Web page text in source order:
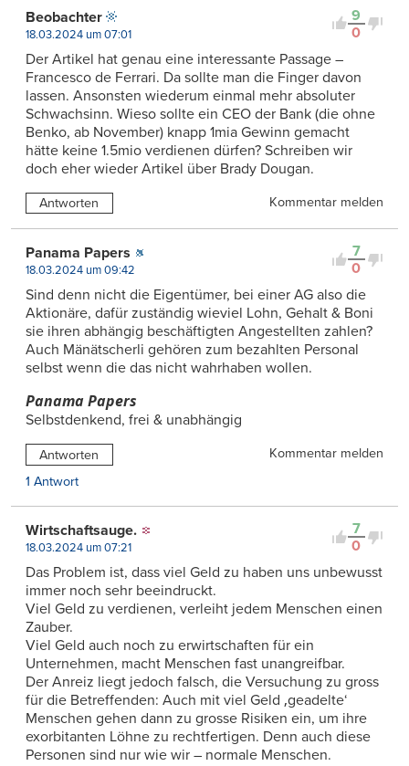
9
0
Beobachter
18.03.2024 um 07:01
Der Artikel hat genau eine interessante Passage –
Francesco de Ferrari. Da sollte man die Finger davon
lassen. Ansonsten wiederum einmal mehr absoluter
Schwachsinn. Wieso sollte ein CEO der Bank (die ohne
Benko, ab November) knapp 1mia Gewinn gemacht
hätte keine 1.5mio verdienen dürfen? Schreiben wir
doch eher wieder Artikel über Brady Dougan.
Antworten Kommentar melden
7
0
Panama Papers
18.03.2024 um 09:42
Sind denn nicht die Eigentümer, bei einer AG also die
Aktionäre, dafür zuständig wieviel Lohn, Gehalt & Boni
sie ihren abhängig beschäftigten Angestellten zahlen?
Auch Mänätscherli gehören zum bezahlten Personal
selbst wenn die das nicht wahrhaben wollen.
Panama Papers
Selbstdenkend, frei & unabhängig
Antworten
Kommentar melden
1 Antwort
7
0
Wirtschaftsauge.
18.03.2024 um 07:21
Das Problem ist, dass viel Geld zu haben uns unbewusst
immer noch sehr beeindruckt.
Viel Geld zu verdienen, verleiht jedem Menschen einen
Zauber.
Viel Geld auch noch zu erwirtschaften für ein
Unternehmen, macht Menschen fast unangreifbar.
Der Anreiz liegt jedoch falsch, die Versuchung zu gross
für die Betreffenden: Auch mit viel Geld ‚geadelte‘
Menschen gehen dann zu grosse Risiken ein, um ihre
exorbitanten Löhne zu rechtfertigen. Denn auch diese
Personen sind nur wie wir – normale Menschen.